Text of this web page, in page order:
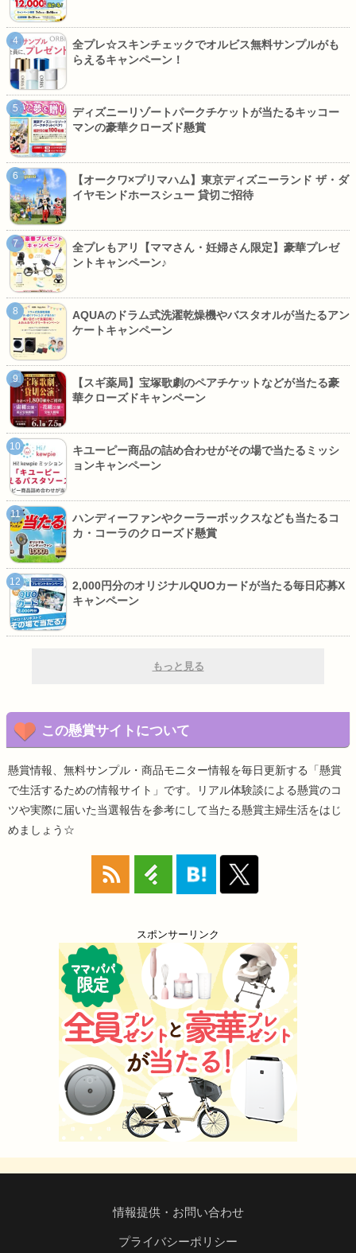
全プレ☆スキンチェックでオルビス無料サンプルがも
らえるキャンペーン！
ディズニーリゾートパークチケットが当たるキッコー
マンの豪華クローズド懸賞
【オークワ×プリマハム】東京ディズニーランド ザ・ダ
イヤモンドホースシュー 貸切ご招待
全プレもアリ【ママさん・妊婦さん限定】豪華プレゼ
ントキャンペーン♪
AQUAのドラム式洗濯乾燥機やバスタオルが当たるアン
ケートキャンペーン
【スギ薬局】宝塚歌劇のペアチケットなどが当たる豪
華クローズドキャンペーン
キユーピー商品の詰め合わせがその場で当たるミッシ
ョンキャンペーン
ハンディーファンやクーラーボックスなども当たるコ
カ・コーラのクローズド懸賞
2,000円分のオリジナルQUOカードが当たる毎日応募X
キャンペーン
もっと見る
この懸賞サイトについて
懸賞情報、無料サンプル・商品モニター情報を毎日更新する「懸賞
で生活するための情報サイト」です。リアル体験談による懸賞のコ
ツや実際に届いた当選報告を参考にして当たる懸賞主婦生活をはじ
めましょう☆
スポンサーリンク
情報提供・お問い合わせ
プライバシーポリシー